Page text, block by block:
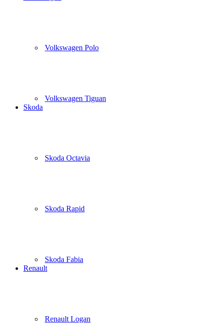
Volkswagen Polo
Volkswagen Tiguan
Skoda
Skoda Octavia
Skoda Rapid
Skoda Fabia
Renault
Renault Logan